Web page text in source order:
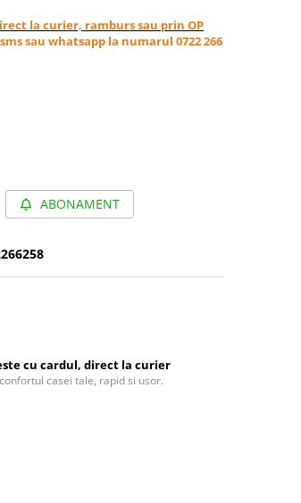
la curier, ramburs sau prin OP
sau whatsapp la numarul 0722 266
ABONAMENT
cu cardul, direct la curier
casei tale, rapid si usor.